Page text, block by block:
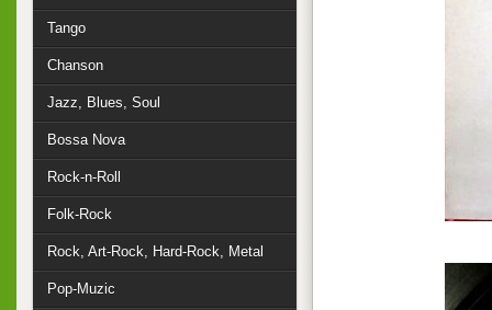
Tango
Chanson
Jazz, Blues, Soul
Bossa Nova
Rock-n-Roll
Folk-Rock
Rock, Art-Rock, Hard-Rock, Metal
Pop-Muzic